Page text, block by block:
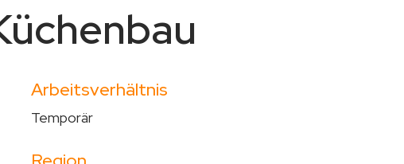
Arbeitsverhältnis
Temporär